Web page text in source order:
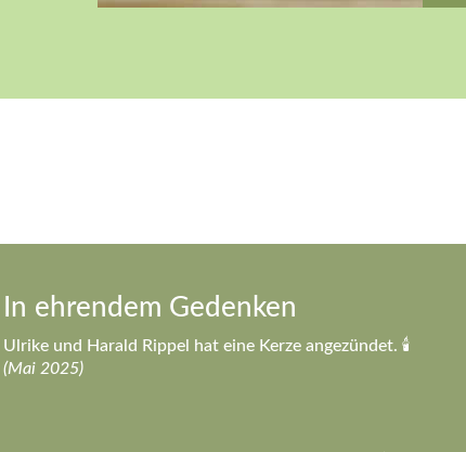
In ehrendem Gedenken
Ulrike und Harald Rippel hat eine Kerze angezündet. 🕯️
(Mai 2025)